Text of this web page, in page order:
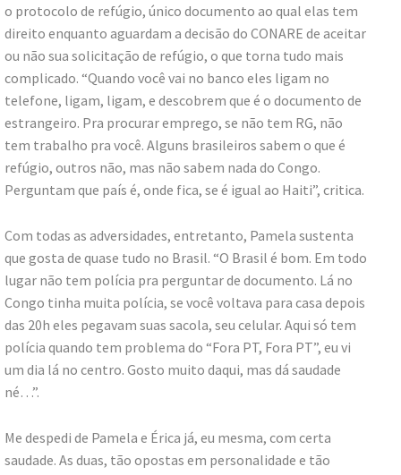
o protocolo de refúgio, único documento ao qual elas tem
direito enquanto aguardam a decisão do CONARE de aceitar
ou não sua solicitação de refúgio, o que torna tudo mais
complicado. “Quando você vai no banco eles ligam no
telefone, ligam, ligam, e descobrem que é o documento de
estrangeiro. Pra procurar emprego, se não tem RG, não
tem trabalho pra você. Alguns brasileiros sabem o que é
refúgio, outros não, mas não sabem nada do Congo.
Perguntam que país é, onde fica, se é igual ao Haiti”, critica.
Com todas as adversidades, entretanto, Pamela sustenta
que gosta de quase tudo no Brasil. “O Brasil é bom. Em todo
lugar não tem polícia pra perguntar de documento. Lá no
Congo tinha muita polícia, se você voltava para casa depois
das 20h eles pegavam suas sacola, seu celular. Aqui só tem
polícia quando tem problema do “Fora PT, Fora PT”, eu vi
um dia lá no centro. Gosto muito daqui, mas dá saudade
né…”.
Me despedi de Pamela e Érica já, eu mesma, com certa
saudade. As duas, tão opostas em personalidade e tão